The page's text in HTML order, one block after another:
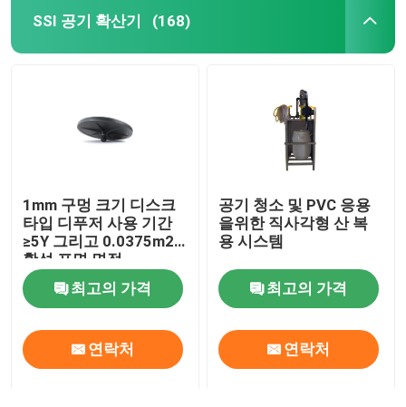
SSI 공기 확산기 (168)
1mm 구멍 크기 디스크
타입 디푸저 사용 기간
≥5Y 그리고 0.0375m2
활성 표면 면적
최고의 가격
연락처
공기 청소 및 PVC 응용
을위한 직사각형 산 복
용 시스템
최고의 가격
연락처